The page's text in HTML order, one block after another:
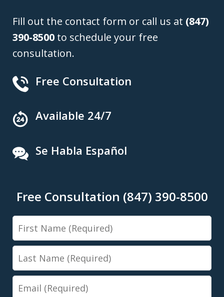
Fill out the contact form or call us at (847)
390-8500 to schedule your free
consultation.
Free Consultation
Available 24/7
Se Habla Español
Free Consultation (847) 390-8500
First
Name
Last
Name
Email